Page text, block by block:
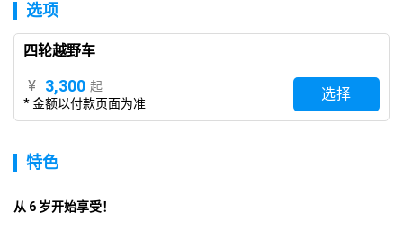
选项
四轮越野车
¥ 3,300 起
* 金额以付款页面为准
选择
特色
从 6 岁开始享受！